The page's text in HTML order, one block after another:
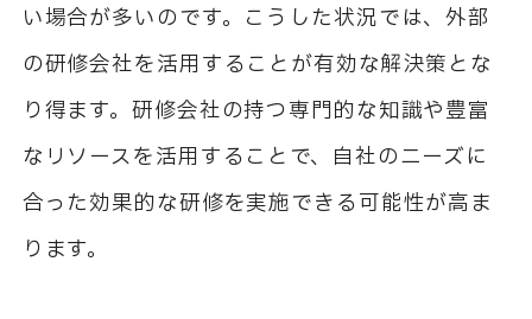
い場合が多いのです。こうした状況では、外部
の研修会社を活用することが有効な解決策とな
り得ます。研修会社の持つ専門的な知識や豊富
なリソースを活用することで、自社のニーズに
合った効果的な研修を実施できる可能性が高ま
ります。